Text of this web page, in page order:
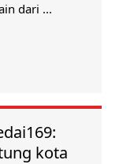
dari ...
kota